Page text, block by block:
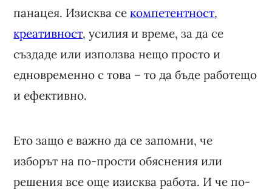
панацея. Изисква секомпетентност,
креативност, усилия и време, за да се
създаде или използва нещо просто и
едновременно с това – то да бъде работещо
и ефективно.
Ето защо е важно да се запомни, че
изборът на по-прости обяснения или
решения все още изисква работа. И че по-